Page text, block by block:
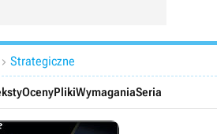
 Strategiczne
OcenyPlikiWymaganiaSeria